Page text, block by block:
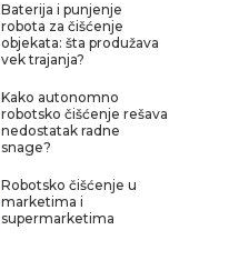
Baterija i punjenje
robota za čišćenje
objekata: šta produžava
vek trajanja?
Kako autonomno
robotsko čišćenje rešava
nedostatak radne
snage?
Robotsko čišćenje u
marketima i
supermarketima